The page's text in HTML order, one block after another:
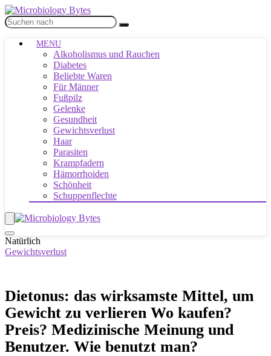
MENU
Alkoholismus und Rauchen
Diabetes
Beliebte Waren
Für Männer
Fußpilz
Gelenke
Gesundheit
Gewichtsverlust
Haar
Parasiten
Krampfadern
Hämorrhoiden
Schönheit
Schuppenflechte
Natürlich
Gewichtsverlust
Dietonus: das wirksamste Mittel, um
Gewicht zu verlieren Wo kaufen?
Preis? Medizinische Meinung und
Benutzer. Wie benutzt man?